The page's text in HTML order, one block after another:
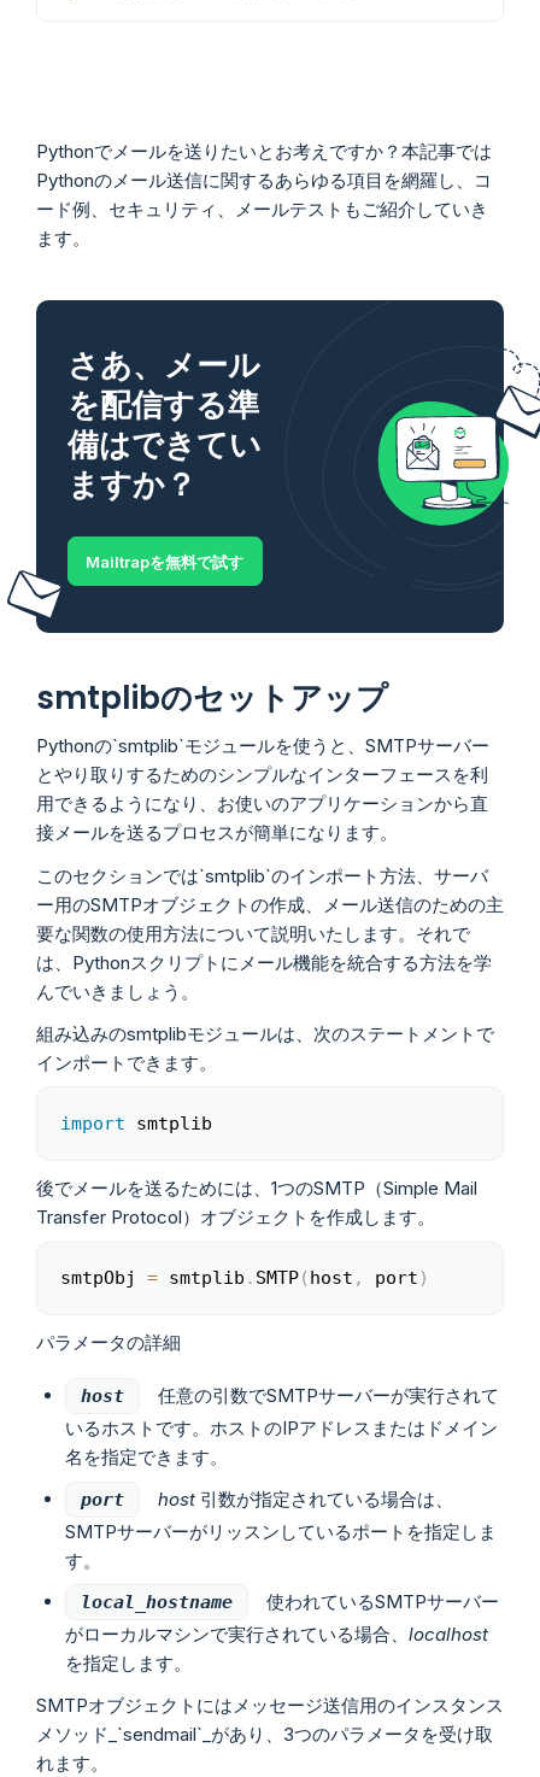
Pythonでメールを送りたいとお考えですか？本記事では
Pythonのメール送信に関するあらゆる項目を網羅し、コ
ード例、セキュリティ、メールテストもご紹介していき
ます。
さあ、メール
を配信する準
備はできてい
ますか？
Mailtrapを無料で試す
smtplibのセットアップ
Pythonの`smtplib`モジュールを使うと、SMTPサーバー
とやり取りするためのシンプルなインターフェースを利
用できるようになり、お使いのアプリケーションから直
接メールを送るプロセスが簡単になります。
このセクションでは`smtplib`のインポート方法、サーバ
ー用のSMTPオブジェクトの作成、メール送信のための主
要な関数の使用方法について説明いたします。それで
は、Pythonスクリプトにメール機能を統合する方法を学
んでいきましょう。
組み込みのsmtplibモジュールは、次のステートメントで
インポートできます。
import smtplib
後でメールを送るためには、1つのSMTP（Simple Mail
Transfer Protocol）オブジェクトを作成します。
smtpObj = smtplib . SMTP( host , port )
パラメータの詳細
host
任意の引数でSMTPサーバーが実行されて
いるホストです。ホストのIPアドレスまたはドメイン
名を指定できます。
port host 引数が指定されている場合は、
SMTPサーバーがリッスンしているポートを指定しま
す。
local_hostname
使われているSMTPサーバー
がローカルマシンで実行されている場合、 localhost
を指定します。
SMTPオブジェクトにはメッセージ送信用のインスタンス
メソッド_`sendmail`_があり、3つのパラメータを受け取
れます。